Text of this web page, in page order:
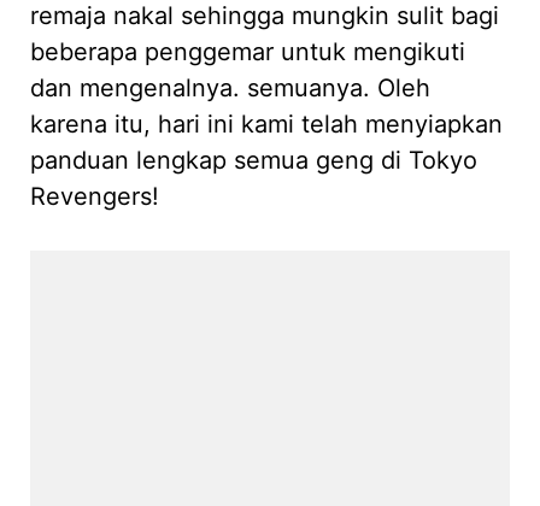
remaja nakal sehingga mungkin sulit bagi
beberapa penggemar untuk mengikuti
dan mengenalnya. semuanya. Oleh
karena itu, hari ini kami telah menyiapkan
panduan lengkap semua geng di Tokyo
Revengers!